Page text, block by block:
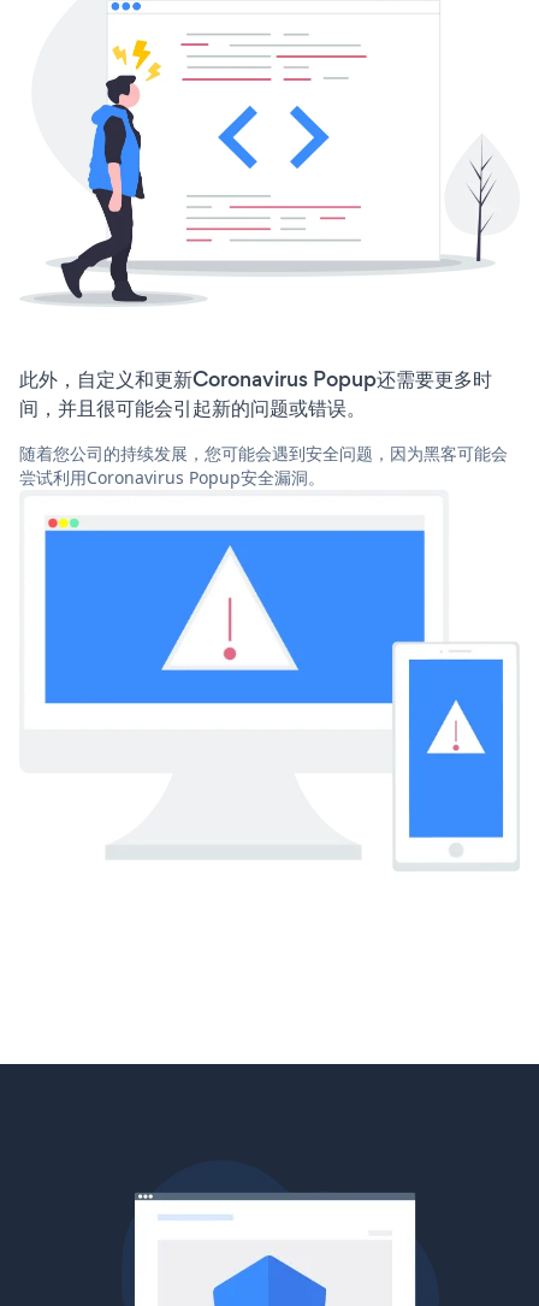
此外，自定义和更新Coronavirus Popup还需要更多时
间，并且很可能会引起新的问题或错误。
随着您公司的持续发展，您可能会遇到安全问题，因为黑客可能会
尝试利用Coronavirus Popup安全漏洞。